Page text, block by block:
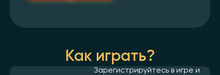
Как играть?
Зарегистрируйтесь в игре и